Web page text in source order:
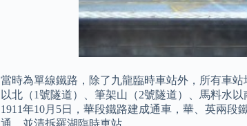
當時為單線鐵路，除了九龍臨時車站外，所有車
以北（1號隧道）、筆架山（2號隧道）、馬料水
1911年10月5日，華段鐵路建成通車，華、英兩
通，並清拆羅湖臨時車站。